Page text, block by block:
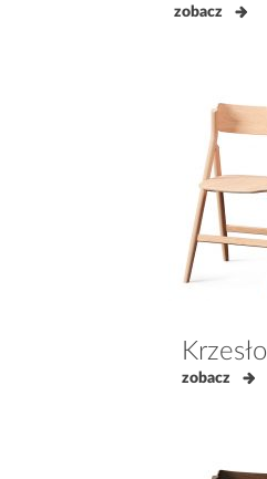
zobacz
Krzesło
zobacz